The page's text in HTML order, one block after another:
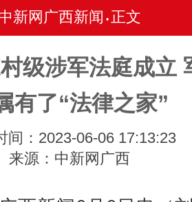
新网广西新闻 • 正文
级涉军法庭成立
有了“法律之家”
间：2023-06-06 17:13:23
来源：中新网广西